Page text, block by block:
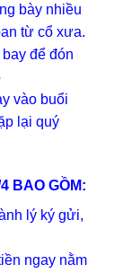
bày nhiều
từ cổ xưa.
để đón
vào buổi
lại quý
BAO GỒM:
lý ký gửi,
ngay nằm